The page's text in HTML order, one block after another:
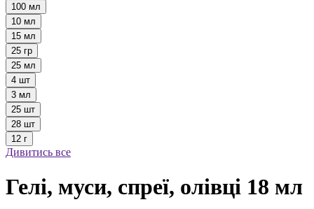
100 мл
10 мл
15 мл
25 гр
25 мл
4 шт
3 мл
25 шт
28 шт
12 г
Дивитись все
Гелі, муси, спреї, олівці 18 мл